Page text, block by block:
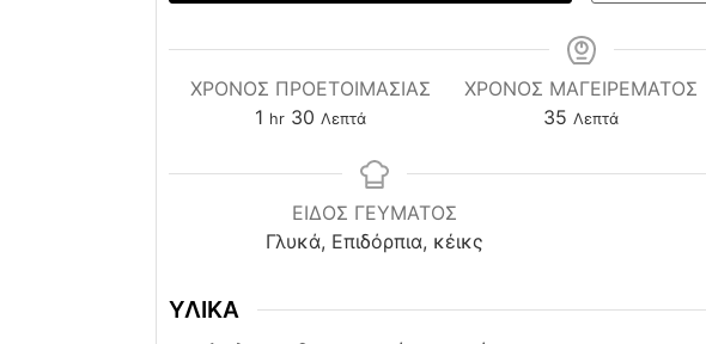
ΧΡΌΝΟΣ ΠΡΟΕΤΟΙΜΑΣΊΑΣ
1hour
hr 30minutes
Λεπτά
ΧΡΟΝΟΣ ΜΑΓΕΙΡΕΜΑΤΟΣ
35 minutes
Λεπτά
ΕΙΔΟΣ ΓΕΥΜΑΤΟΣ
Γλυκά, Επιδόρπια, κέικς
ΥΛΙΚΑ